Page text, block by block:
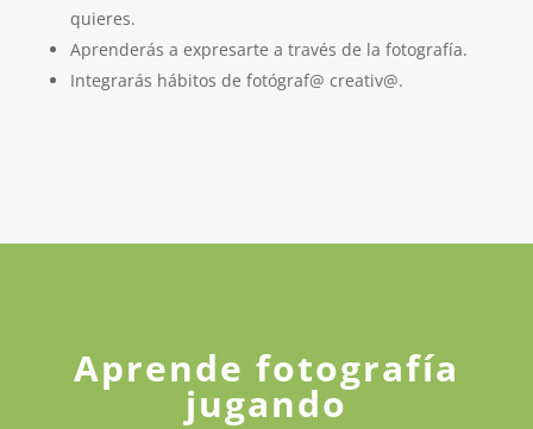
quieres.
Aprenderás a expresarte a través de la fotografía.
Integrarás hábitos de fotógraf@ creativ@.
Aprende fotografía
jugando